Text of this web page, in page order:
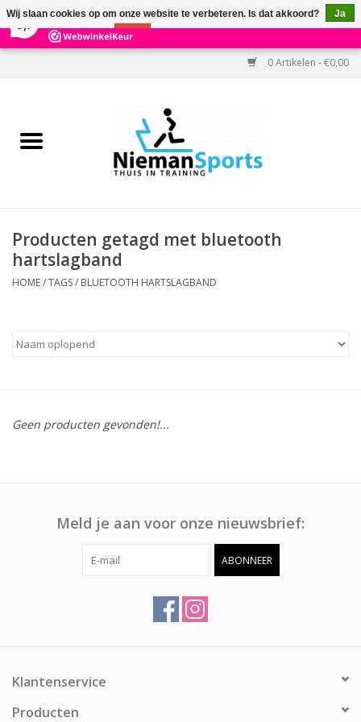
303 Reviews ×
0 Artikelen - €0,00
Home
Kracht
Kantoor & Medisch
Contact
Producten getagd met bluetooth
hartslagband
HOME/TAGS/ BLUETOOTH HARTSLAGBAND
Geen producten gevonden!...
Meld je aan voor onze nieuwsbrief:
ABONNEER
Klantenservice
Producten
Wij slaan cookies op om onze website te verbeteren. Is dat akkoord?
Ja
Nee